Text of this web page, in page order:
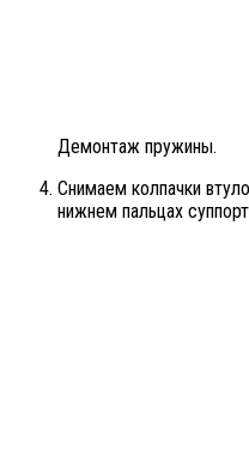
Демонтаж пружины.
Снимаем колпачки
нижнем пальцах